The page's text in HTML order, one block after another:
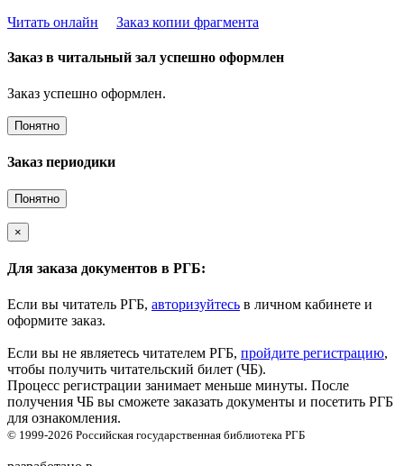
Читать онлайн
Заказ копии фрагмента
Заказ в читальный зал успешно оформлен
Заказ успешно оформлен.
Понятно
Заказ периодики
Понятно
×
Для заказа документов в РГБ:
Если вы читатель РГБ, авторизуйтесь в личном кабинете и
оформите заказ.
Если вы не являетесь читателем РГБ, пройдите регистрацию,
чтобы получить читательский билет (ЧБ).
Процесс регистрации занимает меньше минуты. После
получения ЧБ вы сможете заказать документы и посетить РГБ
для ознакомления.
© 1999-2026 Российская государственная библиотека РГБ